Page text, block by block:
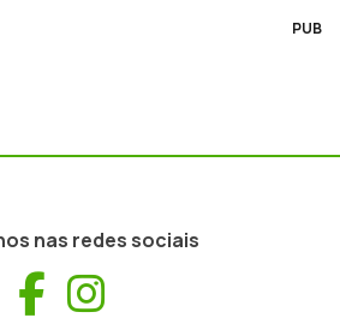
PUB
nas redes sociais
Facebook